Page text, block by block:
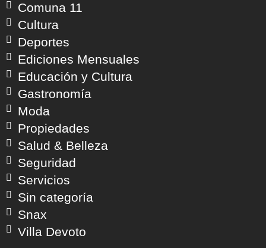
Comuna 11
Cultura
Deportes
Ediciones Mensuales
Educación y Cultura
Gastronomía
Moda
Propiedades
Salud & Belleza
Seguridad
Servicios
Sin categoría
Snax
Villa Devoto